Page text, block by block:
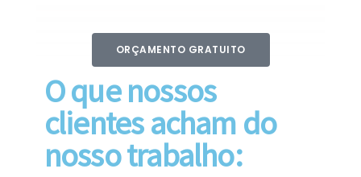
ORÇAMENTO GRATUITO
O que nossos
clientes acham do
nosso trabalho: